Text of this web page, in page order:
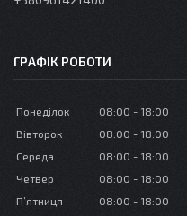
ГРАФІК РОБОТИ
Понеділок 08:00
18:00
Вівторок
08:00
18:00
Середа
08:00
18:00
Четвер
08:00
18:00
Пʼятниця
08:00
18:00